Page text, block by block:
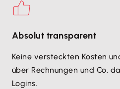
Absolut transparent
Keine versteckten Kosten
über Rechnungen und Co.
Logins.